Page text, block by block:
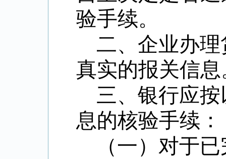
验手续。
二、企业办
真实的报关信息
三、银行应
息的核验手续：
（一）对于